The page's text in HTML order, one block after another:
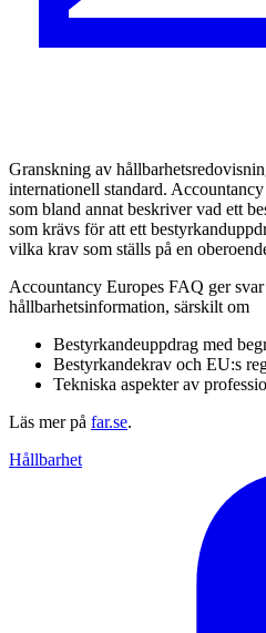
Granskning av
internationell standard.
som bland annat beskriver vad ett
som krävs för att ett
vilka krav som ställs på en
Accountancy Europes FAQ ger
hållbarhetsinformation, särskilt om
Bestyrkandeuppdrag med
Bestyrkandekrav och EU:s
Tekniska aspekter av
Läs mer på far.se.
Hållbarhet